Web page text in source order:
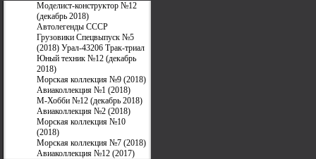
Моделист-конструктор №12
(декабрь 2018)
Автолегенды СССР
Грузовики Спецвыпуск №5
(2018) Урал-43206 Трак-триал
Юный техник №12 (декабрь
2018)
Морская коллекция №9 (2018)
Авиаколлекция №1 (2018)
М-Хобби №12 (декабрь 2018)
Авиаколлекция №2 (2018)
Морская коллекция №10
(2018)
Морская коллекция №7 (2018)
Авиаколлекция №12 (2017)